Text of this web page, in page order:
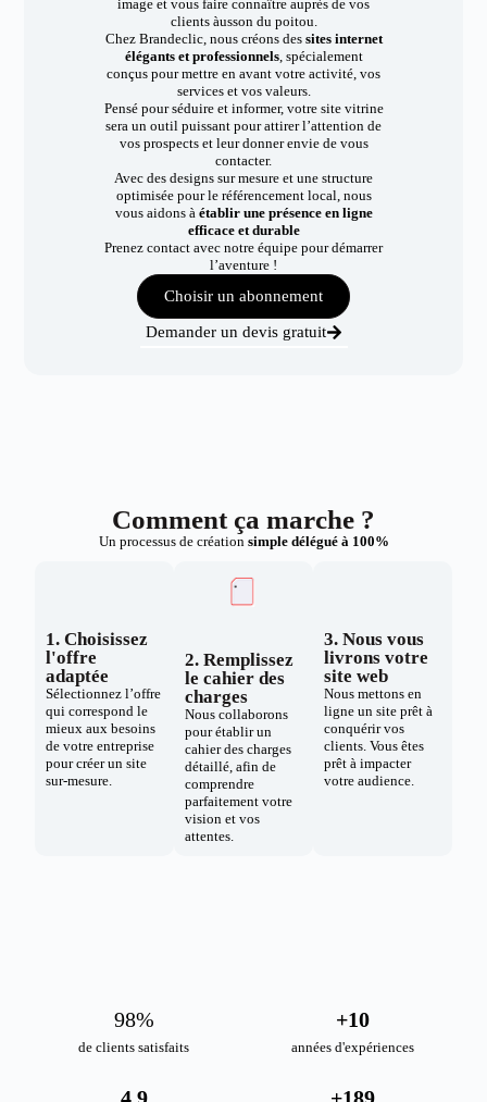
image et vous faire connaître auprès de vos
clients àusson du poitou.
Chez Brandeclic, nous créons dessites internet
élégants et professionnels, spécialement
conçus pour mettre en avant votre activité, vos
services et vos valeurs.
Pensé pour séduire et informer, votre site vitrine
sera un outil puissant pour attirer l’attention de
vos prospects et leur donner envie de vous
contacter.
Avec des designs sur mesure et une structure
optimisée pour le référencement local, nous
vous aidons à établir une présence en ligne
efficace et durable
Prenez contact avec notre équipe pour démarrer
l’aventure !
Choisir un abonnement
Demander un devis gratuit
Comment ça marche ?
Un processus de création simple délégué à 100%
1. Choisissez
l'offre
adaptée
Sélectionnez l’offre
qui correspond le
mieux aux besoins
de votre entreprise
pour créer un site
sur-mesure.
2. Remplissez
le cahier des
charges
Nous collaborons
pour établir un
cahier des charges
détaillé, afin de
comprendre
parfaitement votre
vision et vos
attentes.
3. Nous vous
livrons votre
site web
Nous mettons en
ligne un site prêt à
conquérir vos
clients. Vous êtes
prêt à impacter
votre audience.
de clients satisfaits
98%
années d'expériences
+10